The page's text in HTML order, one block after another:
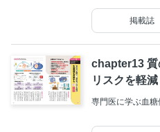
掲載誌
chapter13 質
リスクを軽
③睡眠
専門医に学ぶ血